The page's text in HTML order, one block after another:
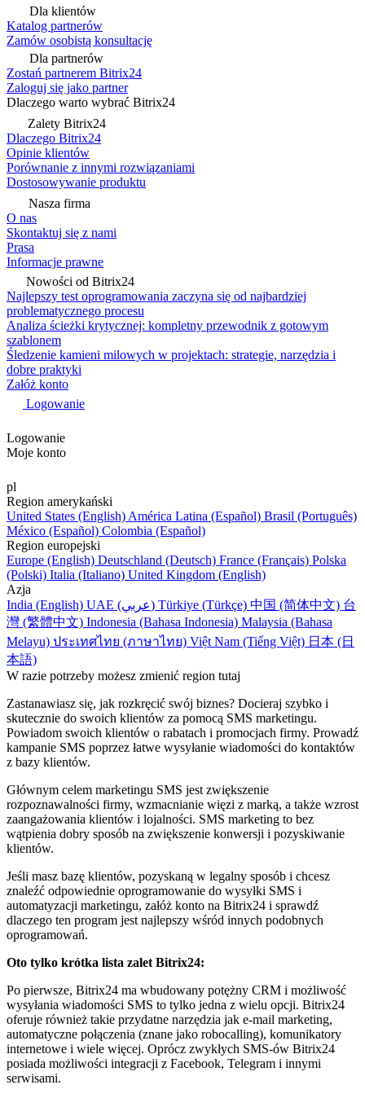
Dla klientów
Katalog partnerów
Zamów osobistą konsultację
Dla partnerów
Zostań partnerem Bitrix24
Zaloguj się jako partner
Dlaczego warto wybrać Bitrix24
Zalety Bitrix24
Dlaczego Bitrix24
Opinie klientów
Porównanie z innymi rozwiązaniami
Dostosowywanie produktu
Nasza firma
O nas
Skontaktuj się z nami
Prasa
Informacje prawne
Nowości od Bitrix24
Najlepszy test oprogramowania zaczyna się od najbardziej
problematycznego procesu
Analiza ścieżki krytycznej: kompletny przewodnik z gotowym
szablonem
Śledzenie kamieni milowych w projektach: strategie, narzędzia i
dobre praktyki
Załóż konto
Logowanie
Logowanie
Moje konto
pl
Region amerykański
United States (English) América Latina (Español) Brasil (Português)
México (Español) Colombia (Español)
Region europejski
Europe (English) Deutschland (Deutsch) France (Français) Polska
(Polski) Italia (Italiano) United Kingdom (English)
Azja
India (English)
UAE (عربي) Türkiye (Türkçe) 中国 (简体中文) 台
灣 (繁體中文) Indonesia (Bahasa Indonesia) Malaysia (Bahasa
Melayu) ประเทศไทย (ภาษาไทย) Việt Nam (Tiếng Việt) 日本 (日
本語)
W razie potrzeby możesz zmienić region tutaj
Zastanawiasz się, jak rozkręcić swój biznes? Docieraj szybko i
skutecznie do swoich klientów za pomocą SMS marketingu.
Powiadom swoich klientów o rabatach i promocjach firmy. Prowadź
kampanie SMS poprzez łatwe wysyłanie wiadomości do kontaktów
z bazy klientów.
Głównym celem marketingu SMS jest zwiększenie
rozpoznawalności firmy, wzmacnianie więzi z marką, a także wzrost
zaangażowania klientów i lojalności. SMS marketing to bez
wątpienia dobry sposób na zwiększenie konwersji i pozyskiwanie
klientów.
Jeśli masz bazę klientów, pozyskaną w legalny sposób i chcesz
znaleźć odpowiednie oprogramowanie do wysyłki SMS i
automatyzacji marketingu, załóż konto na Bitrix24 i sprawdź
dlaczego ten program jest najlepszy wśród innych podobnych
oprogramowań.
Oto tylko krótka lista zalet Bitrix24:
Po pierwsze, Bitrix24 ma wbudowany potężny CRM i możliwość
wysyłania wiadomości SMS to tylko jedna z wielu opcji. Bitrix24
oferuje również takie przydatne narzędzia jak e-mail marketing,
automatyczne połączenia (znane jako robocalling), komunikatory
internetowe i wiele więcej. Oprócz zwykłych SMS-ów Bitrix24
posiada możliwości integracji z Facebook, Telegram i innymi
serwisami.